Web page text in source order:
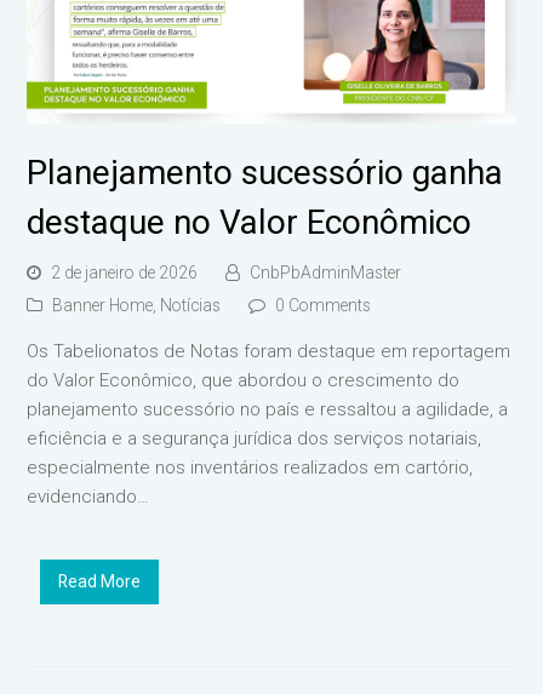
Planejamento sucessório ganha
destaque no Valor Econômico
2 de janeiro de 2026
CnbPbAdminMaster
Banner Home Notícias 0 Comments
Os Tabelionatos de Notas foram destaque em reportagem
do Valor Econômico, que abordou o crescimento do
planejamento sucessório no país e ressaltou a agilidade, a
eficiência e a segurança jurídica dos serviços notariais,
especialmente nos inventários realizados em cartório,
evidenciando…
Read More